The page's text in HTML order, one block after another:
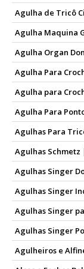
Agulha de Tricô
Agulha Maquina
Agulha Organ
Agulha Para
Agulha para
Agulha Para
Agulhas Para
Agulhas Schmetz
Agulhas Singer
Agulhas Singer
Agulhas Singer
Agulhas Singer
Agulheiros e